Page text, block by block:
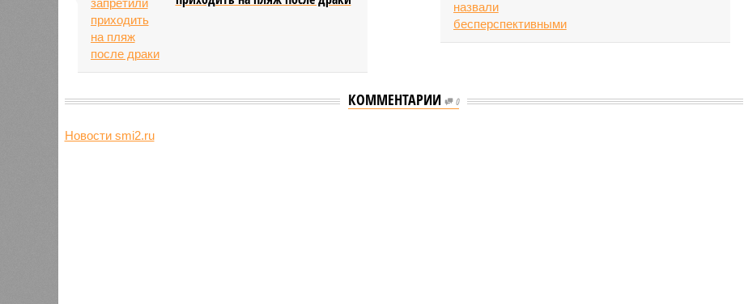
КОММЕНТАРИИ 0
Новости smi2.ru